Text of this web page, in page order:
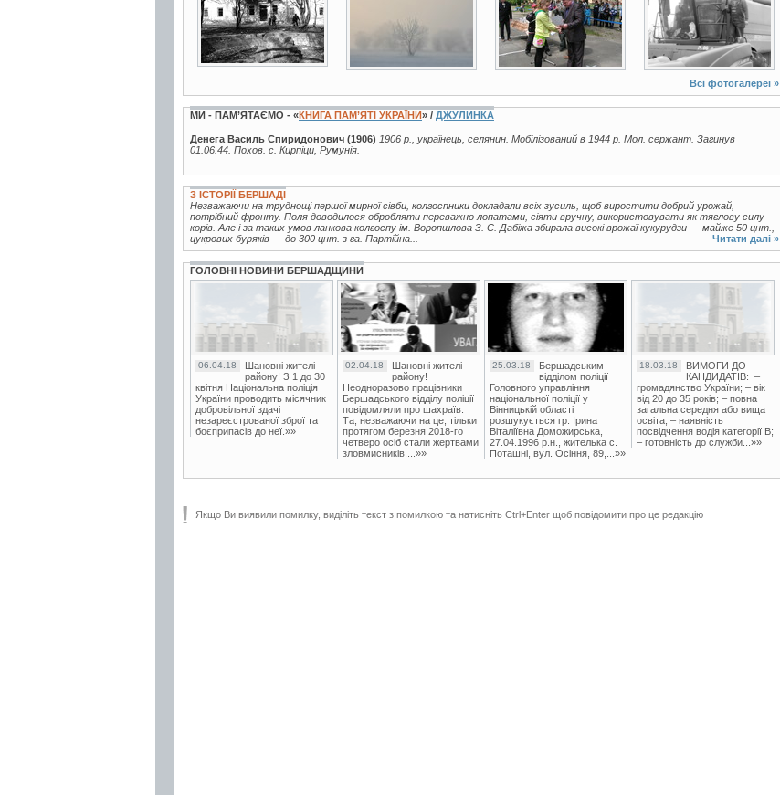
Всі фотогалереї »
МИ - ПАМ’ЯТАЄМО - «КНИГА ПАМ’ЯТІ УКРАЇНИ» / ДЖУЛИНКА
Денега Василь Спиридонович (1906) 1906 р., українець, селянин. Мобілізований в 1944 р. Мол. сержант. Загинув
01.06.44. Похов. с. Кирпіци, Румунія.
З ІСТОРІЇ БЕРШАДІ
Незважаючи на труднощі першої мирної сівби, колгоспники докладали всіх зусиль, щоб виростити добрий урожай,
потрібний фронту. Поля доводилося обробляти переважно лопатами, сіяти вручну, використовувати як тяглову силу
корів. Але і за таких умов ланкова колгоспу ім. Воропшлова З. С. Дабіжа збирала високі врожаї кукурудзи — майже 50 цнт.,
цукрових буряків — до 300 цнт. з га. Партійна...
Читати далі »
ГОЛОВНІ НОВИНИ БЕРШАДЩИНИ
06.04.18
Шановні жителі
району! З 1 до 30
квітня Національна поліція
України проводить місячник
добровільної здачі
незареєстрованої зброї та
боєприпасів до неї.»»
02.04.18
Шановні жителі
району!
Неодноразово працівники
Бершадського відділу поліції
повідомляли про шахраїв.
Та, незважаючи на це, тільки
протягом березня 2018-го
четверо осіб стали жертвами
зловмисників....»»
25.03.18
Бершадським
відділом поліції
Головного управління
національної поліції у
Вінницькій області
розшукується гр. Ірина
Віталіївна Доможирська,
27.04.1996 р.н., жителька с.
Поташні, вул. Осіння, 89,...»»
18.03.18
ВИМОГИ ДО
КАНДИДАТІВ: –
громадянство України; – вік
від 20 до 35 років; – повна
загальна середня або вища
освіта; – наявність
посвідчення водія категорії В;
– готовність до служби...»»
Якщо Ви виявили помилку, виділіть текст з помилкою та натисніть Ctrl+Enter щоб повідомити про це редакцію